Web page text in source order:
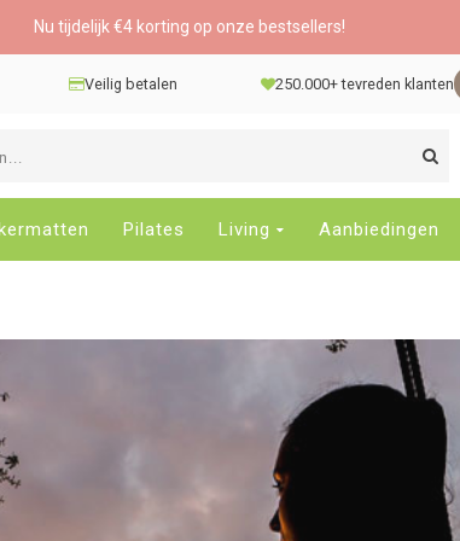
Nu tijdelijk €4 korting op onze bestsellers!
Veilig betalen 250.000+ tevreden klanten
op
Pilates Living Aanbiedingen